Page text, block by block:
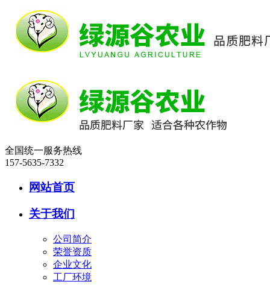
全国统一服务热线
157-5635-7332
网站首页
关于我们
公司简介
荣誉资质
企业文化
工厂环境